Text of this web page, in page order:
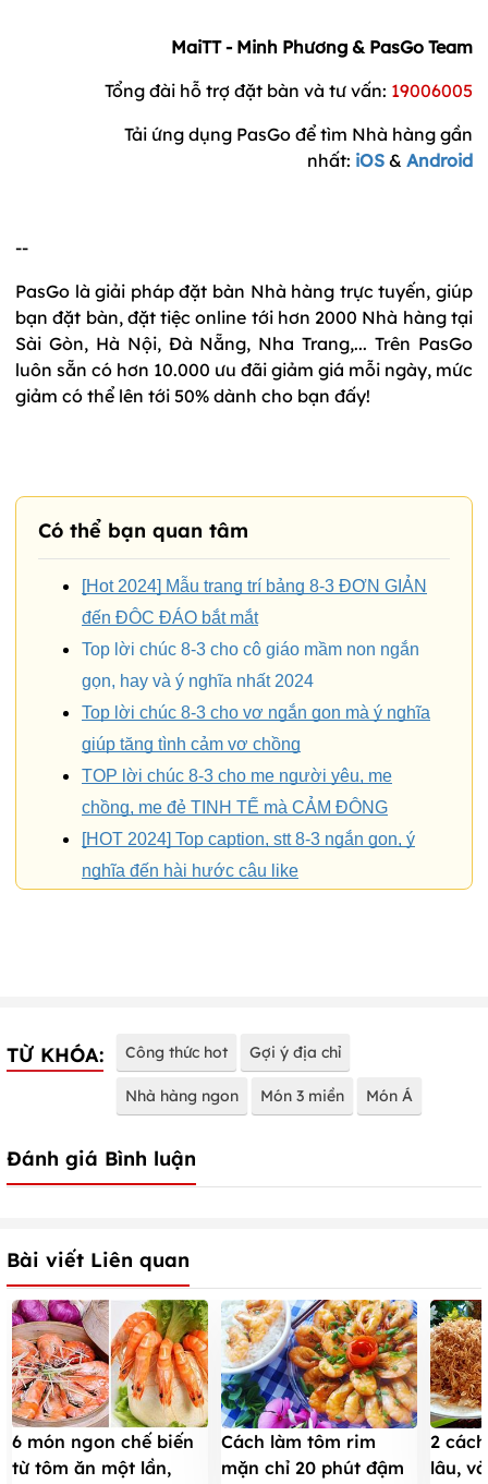
MaiTT - Minh Phương & PasGo Team
Tổng đài hỗ trợ đặt bàn và tư vấn: 19006005
Tải ứng dụng PasGo để tìm Nhà hàng gần
nhất: iOS & Android
--
PasGo là giải pháp đặt bàn Nhà hàng trực tuyến, giúp
bạn đặt bàn, đặt tiệc online tới hơn 2000 Nhà hàng tại
Sài Gòn, Hà Nội, Đà Nẵng, Nha Trang,... Trên PasGo
luôn sẵn có hơn 10.000 ưu đãi giảm giá mỗi ngày, mức
giảm có thể lên tới 50% dành cho bạn đấy!
Có thể bạn quan tâm
[Hot 2024] Mẫu trang trí bảng 8-3 ĐƠN GIẢN
đến ĐỘC ĐÁO bắt mắt
Top lời chúc 8-3 cho cô giáo mầm non ngắn
gọn, hay và ý nghĩa nhất 2024
Top lời chúc 8-3 cho vợ ngắn gọn mà ý nghĩa
giúp tăng tình cảm vợ chồng
TOP lời chúc 8-3 cho mẹ người yêu, mẹ
chồng, mẹ đẻ TINH TẾ mà CẢM ĐỘNG
[HOT 2024] Top caption, stt 8-3 ngắn gọn, ý
nghĩa đến hài hước câu like
TỪ KHÓA: Công thức hot Gợi ý địa chỉ
Nhà hàng ngon Món 3 miền Món Á
Đánh giá Bình luận
Bài viết Liên quan
6 món ngon chế biến
từ tôm ăn một lần,
Cách làm tôm rim
mặn chỉ 20 phút đậm
2
lâu,